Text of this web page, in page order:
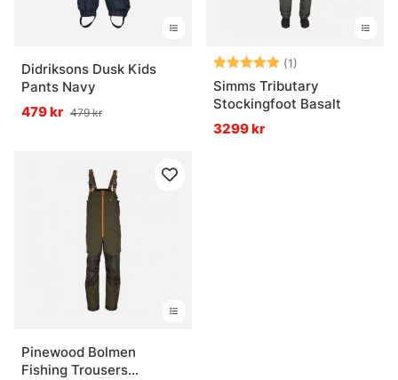
Didriksons Dusk Kids
Pants Navy
479 kr 479 kr
Betyg: (1)
Simms Tributary
Stockingfoot Basalt
3299 kr
Pinewood Bolmen
Fishing Trousers